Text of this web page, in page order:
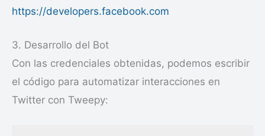
https://developers.facebook.com
3. Desarrollo del Bot
Con las credenciales obtenidas, podemos escribir
el código para automatizar interacciones en
Twitter con Tweepy: